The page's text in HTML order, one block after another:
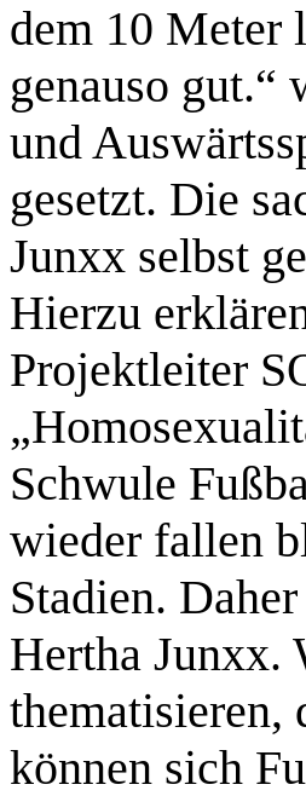
dem 10 Meter
genauso gut.“
und
gesetzt. Die
Junxx selbst
Hierzu
Projektleiter
Schwule
wieder fallen
Stadien.
Hertha Junxx.
thematisieren,
können sich